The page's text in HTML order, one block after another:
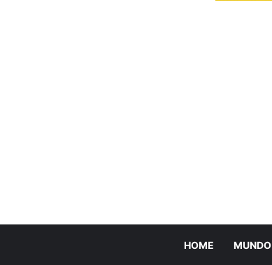
HOME MUNDO